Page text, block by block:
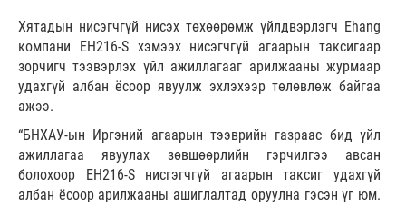
Хятадын нисэгчгүй нисэх төхөөрөмж үйлдвэрлэгч Ehang
компани EH216-S хэмээх нисэгчгүй агаарын таксигаар
зорчигч тээвэрлэх үйл ажиллагааг арилжааны журмаар
удахгүй албан ёсоор явуулж эхлэхээр төлөвлөж байгаа
ажээ.
“БНХАУ-ын Иргэний агаарын тээврийн газраас бид үйл
ажиллагаа явуулах зөвшөөрлийн гэрчилгээ авсан
болохоор EH216-S нисгэгчгүй агаарын таксиг удахгүй
албан ёсоор арилжааны ашиглалтад оруулна гэсэн үг юм.